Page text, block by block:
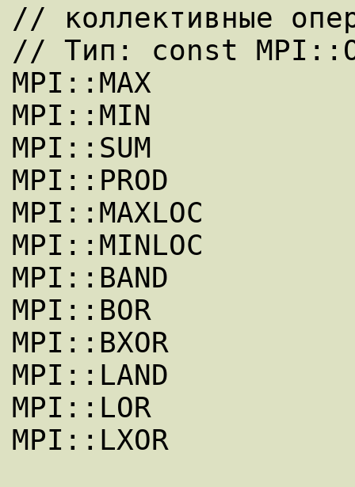
// коллективные
// Тип: const
MPI::MAX
MPI::MIN
MPI::SUM
MPI::PROD
MPI::MAXLOC
MPI::MINLOC
MPI::BAND
MPI::BOR
MPI::BXOR
MPI::LAND
MPI::LOR
MPI::LXOR